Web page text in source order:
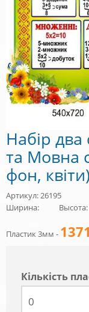
Набір
та Мовна
фон, квіти)
Артикул: 26195
Ширина:
Высота:
Пластик 3мм - 1371
Кiлькiсть